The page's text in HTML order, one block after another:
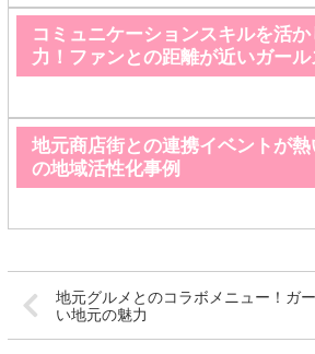
コミュニケーションスキルを活
力！ファンとの距離が近いガール
地元商店街との連携イベントが
の地域活性化事例
地元グルメとのコラボメニュー！ガ
い地元の魅力